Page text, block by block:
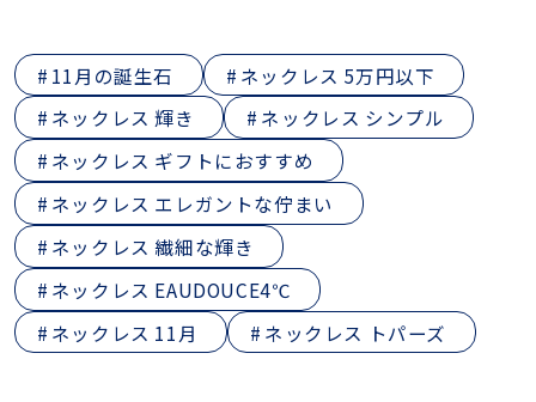
11月の誕生石
ネックレス 5万円以下
ネックレス 輝き
ネックレス シンプル
ネックレス ギフトにおすすめ
ネックレス エレガントな佇まい
ネックレス 繊細な輝き
ネックレス EAUDOUCE4℃
ネックレス 11月
ネックレス トパーズ